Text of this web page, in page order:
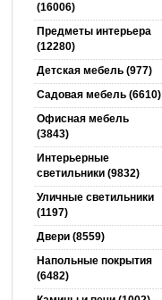
(16006)
Предметы интерьера
(12280)
Детская мебель (977)
Садовая мебель (6610)
Офисная мебель
(3843)
Интерьерные
светильники (9832)
Уличные светильники
(1197)
Двери (8559)
Напольные покрытия
(6482)